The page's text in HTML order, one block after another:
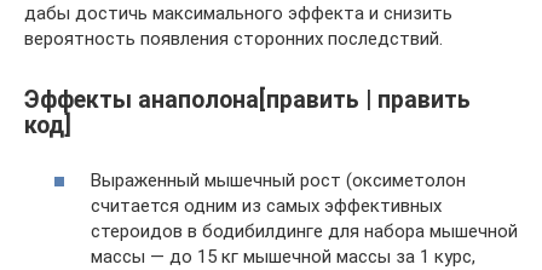
дабы достичь максимального эффекта и снизить
вероятность появления сторонних последствий.
Эффекты анаполона[править | править
код]
Выраженный мышечный рост (оксиметолон
считается одним из самых эффективных
стероидов в бодибилдинге для набора мышечной
массы — до 15 кг мышечной массы за 1 курс,